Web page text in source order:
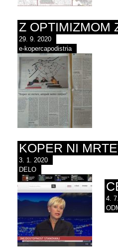
Z OPTIMIZMOM
29. 9. 2020
e-kopercapodistria
KOPER NI
3. 1. 2020
DELO
4.